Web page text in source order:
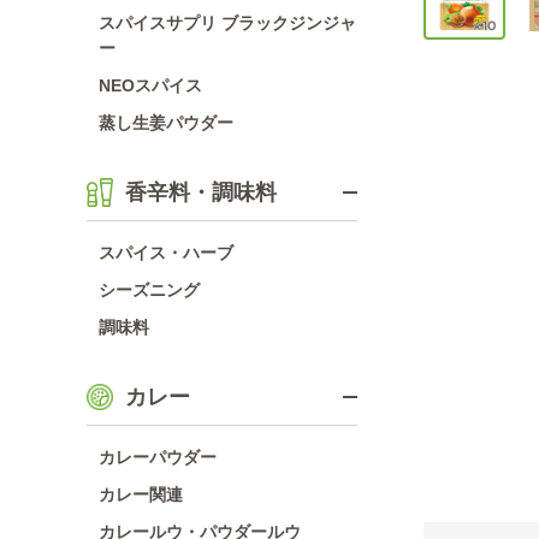
スパイスサプリ ブラックジンジャ
ー
NEOスパイス
蒸し生姜パウダー
香辛料・調味料
スパイス・ハーブ
シーズニング
調味料
カレー
カレーパウダー
カレー関連
カレールウ・パウダールウ